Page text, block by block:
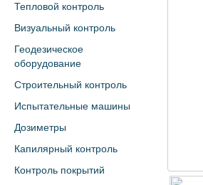
Тепловой контроль
Визуальный контроль
Геодезическое
оборудование
Строительный контроль
Испытательные машины
Дозиметры
Капилярный контроль
Контроль покрытий